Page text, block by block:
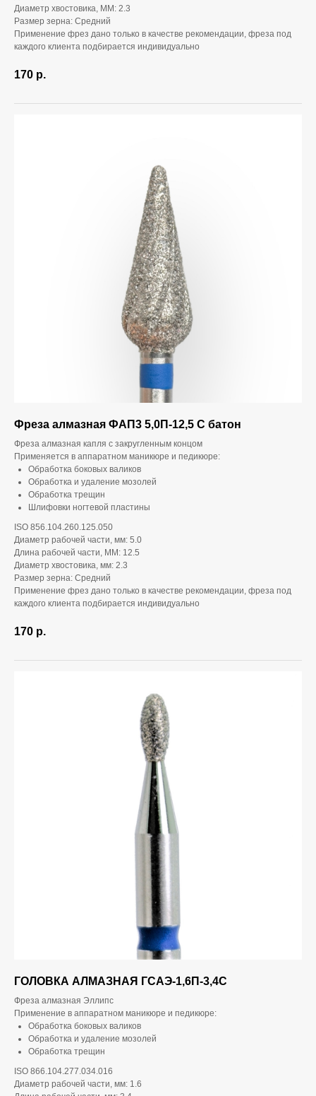
Диаметр хвостовика, ММ: 2.3
Размер зерна: Средний
Применение фрез дано только в качестве рекомендации, фреза под
каждого клиента подбирается индивидуально
170 р.
Фреза алмазная ФАП3 5,0П-12,5 С батон
Фреза алмазная капля с закругленным концом
Применяется в аппаратном маникюре и педикюре:
Обработка боковых валиков
Обработка и удаление мозолей
Обработка трещин
Шлифовки ногтевой пластины
ISO 856.104.260.125.050
Диаметр рабочей части, мм: 5.0
Длина рабочей части, ММ: 12.5
Диаметр хвостовика, мм: 2.3
Размер зерна: Средний
Применение фрез дано только в качестве рекомендации, фреза под
каждого клиента подбирается индивидуально
170 р.
ГОЛОВКА АЛМАЗНАЯ ГСАЭ-1,6П-3,4С
Фреза алмазная Эллипс
Применение в аппаратном маникюре и педикюре:
Обработка боковых валиков
Обработка и удаление мозолей
Обработка трещин
ISO 866.104.277.034.016
Диаметр рабочей части, мм: 1.6